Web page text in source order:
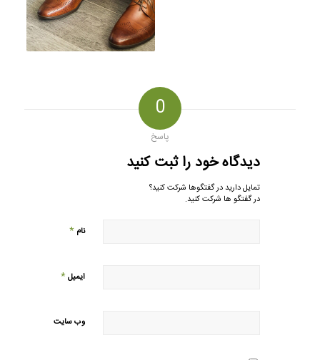
0
پاسخ
دیدگاه خود را ثبت کنید
تمایل دارید در گفتگوها شرکت کنید؟
در گفتگو ها شرکت کنید.
نام *
ایمیل*
وب‌ سایت